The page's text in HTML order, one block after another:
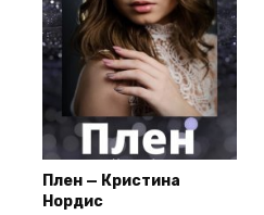
Плен — Кристина
Нордис